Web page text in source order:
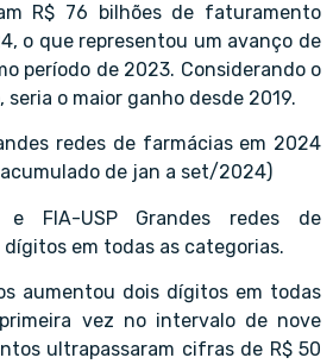
R$ 76 bilhões de faturamento
o que representou um avanço de
período de 2023. Considerando o
o maior ganho desde 2019.
redes de farmácias em 2024
acumulado de jan a set/2024)
e FIA-USP Grandes redes de
em todas as categorias.
aumentou dois dígitos em todas
vez no intervalo de nove
ultrapassaram cifras de R$ 50